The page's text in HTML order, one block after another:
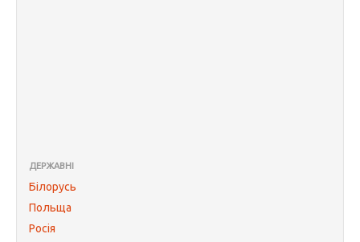
ДЕРЖАВНІ
Білорусь
Польща
Росія